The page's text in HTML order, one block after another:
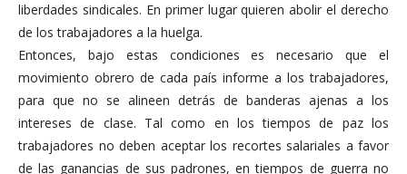
liberdades sindicales. En primer lugar quieren abolir el derecho
de los trabajadores a la huelga.
Entonces, bajo estas condiciones es necesario que el
movimiento obrero de cada país informe a los trabajadores,
para que no se alineen detrás de banderas ajenas a los
intereses de clase. Tal como en los tiempos de paz los
trabajadores no deben aceptar los recortes salariales a favor
de las ganancias de sus padrones, en tiempos de guerra no